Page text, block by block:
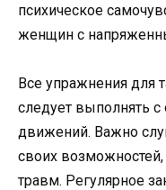
психическое
женщин с
Все упражнения для
следует выполнять
движений. Важно
своих
травм. Регулярное